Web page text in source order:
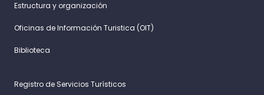
Estructura y organización
Oficinas de Información Turistica (OIT)
Biblioteca
Registro de Servicios Turísticos